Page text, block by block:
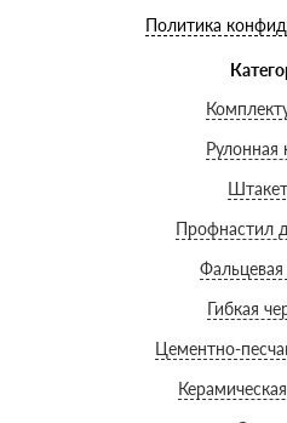
Политика
Рулонная
Профнастил
Фальцевая
Гибкая
Цементно-